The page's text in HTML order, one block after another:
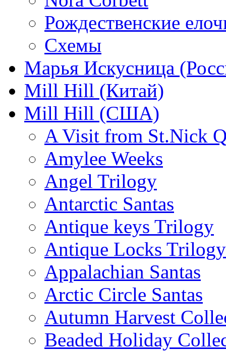
Рождественские
Схемы
Марья Искусница
Mill Hill (Китай)
Mill Hill (США)
A Visit from St.Nick
Amylee Weeks
Angel Trilogy
Antarctic Santas
Antique keys Trilogy
Antique Locks Trilogy
Appalachian Santas
Arctic Circle Santas
Autumn Harvest
Beaded Holiday